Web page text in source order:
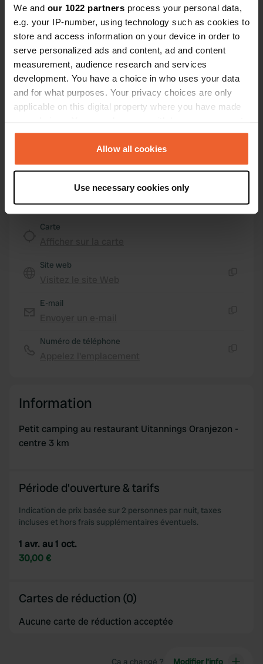
We and our 1022 partners process your personal data,
e.g. your IP-number, using technology such as cookies to
store and access information on your device in order to
serve personalized ads and content, ad and content
measurement, audience research and services
development. You have a choice in who uses your data
and for what purposes. Your privacy choices are only
applicable on this digital property where you have made
any time from the Cookie Declaration or by clicking on
the Privacy trigger icon.
Collect information about your geographical location
which can be accurate to within several meters
and set your preferences in the
provide social media features and to analyse our traffic.
our social media, advertising and analytics partners who
Allow all cookies
Use necessary cookies only
Emplacement
Koningin Emmaweg 26
4354 KE, Vrouwenpolder, Pays-Bas
Copie
Coordonnées
51° 34' 57" N 3° 34' 59" E
Copie
Copie
pour toutes les coordonnées
Carte
Site web
E-mail
Numéro de téléphone
Information
Petit camping au restaurant Uitannings Oranjezon -
centre 3 km
Période d'ouverture & tarifs
Indication de prix basée sur 2 personnes par nuit, taxes
incluses et hors frais supplémentaires éventuels.
1 avr. au 1 oct.
30,00 €
Cartes de réduction (0)
Aucune carte de réduction acceptée
Ça a changé ? Modifier l’info